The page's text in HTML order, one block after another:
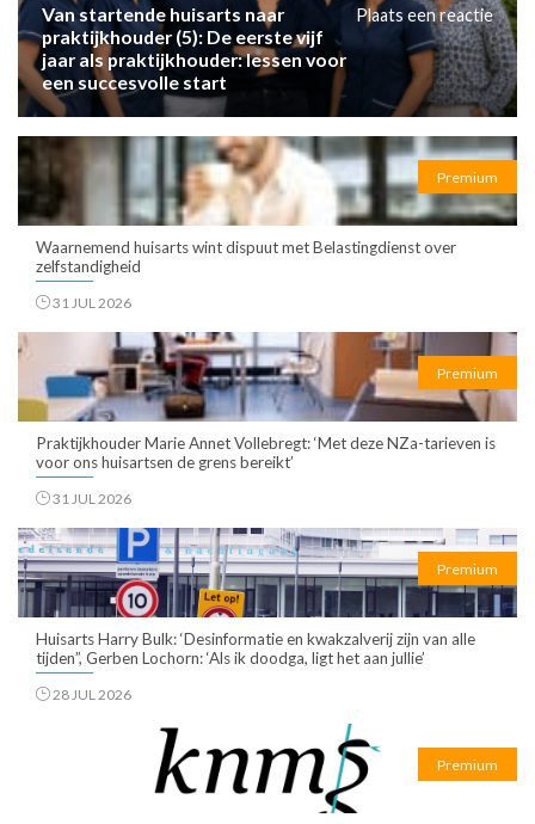
Van startende huisarts naar
praktijkhouder (5): De eerste vijf
jaar als praktijkhouder: lessen voor
een succesvolle start
Plaats een reactie
Premium
Waarnemend huisarts wint dispuut met Belastingdienst over
zelfstandigheid
31 JUL 2026
Premium
Praktijkhouder Marie Annet Vollebregt: ‘Met deze NZa-tarieven is
voor ons huisartsen de grens bereikt’
31 JUL 2026
Premium
Huisarts Harry Bulk: ‘Desinformatie en kwakzalverij zijn van alle
tijden”, Gerben Lochorn: ‘Als ik doodga, ligt het aan jullie’
28 JUL 2026
Premium